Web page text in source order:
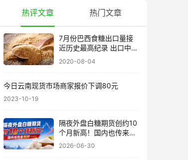
热评文章 热门文章
7月份巴西食糖出口量接
近历史最高纪录 出口中国
超40万吨
2020-08-04
今日云南现货市场商家报价下调80元
2023-10-19
隔夜外盘白糖期货创约10
个月新高！国内也传来利
好……
2026-06-30